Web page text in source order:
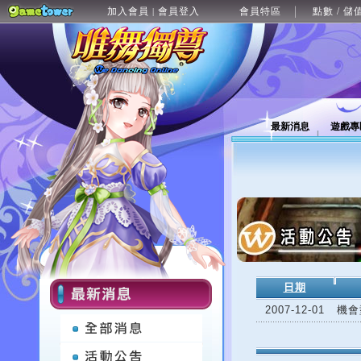
加入會員 | 會員登入 會員特區 點數 / 儲
最新消息 遊戲
日期
2007-12-01
機